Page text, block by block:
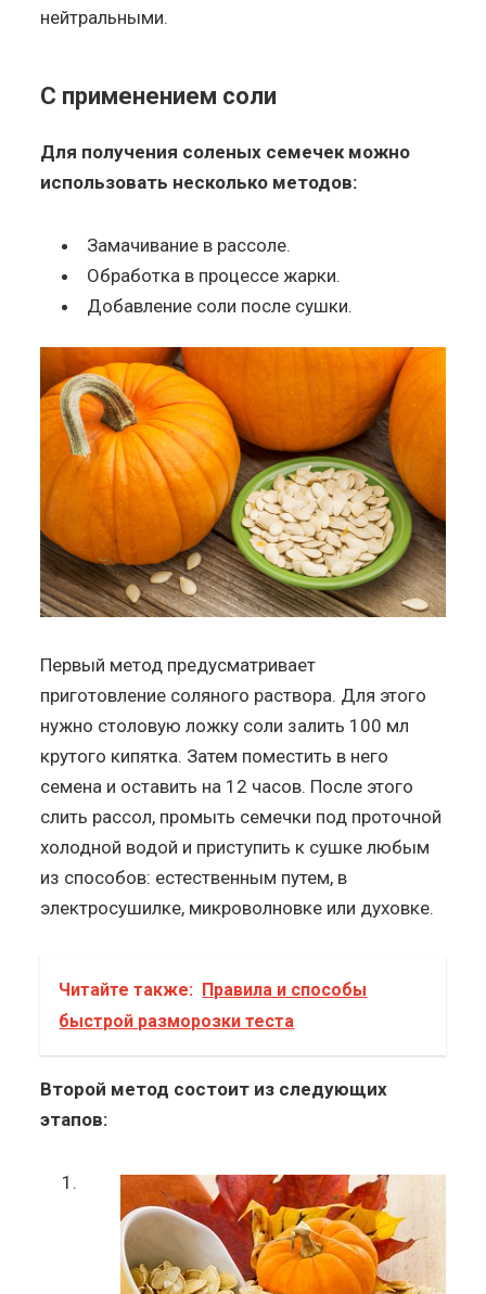
нейтральными.
С применением соли
Для получения соленых семечек можно
использовать несколько методов:
Замачивание в рассоле.
Обработка в процессе жарки.
Добавление соли после сушки.
Первый метод предусматривает
приготовление соляного раствора. Для этого
нужно столовую ложку соли залить 100 мл
крутого кипятка. Затем поместить в него
семена и оставить на 12 часов. После этого
слить рассол, промыть семечки под проточной
холодной водой и приступить к сушке любым
из способов: естественным путем, в
электросушилке, микроволновке или духовке.
Читайте также: Правила и способы
быстрой разморозки теста
Второй метод состоит из следующих
этапов: